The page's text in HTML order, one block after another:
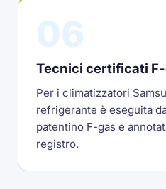
Tecnici certificati
Per i climatizzatori
refrigerante è eseguita
patentino F-gas e
registro.